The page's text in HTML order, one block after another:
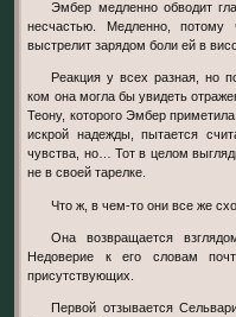
Эмбер медленно обводит глазами зал так, словно ищет друзей по
несчастью. Медленно,
выстрелит зарядом боли ей в
Реакция у всех разная, но пока безмолвная. И будто нет никого, в
ком она могла бы увидеть
Теону, которого Эмбер
искрой надежды, пытается
чувства, но… Тот в целом
не в своей тарелке.
Что ж, в чем-то они все же
Она возвращается взглядом к Хантеру. Кажется, он закончил.
Недоверие к его словам
присутствующих.
Первой отзывается Сельвария. Ее интонации красноречивее слов.